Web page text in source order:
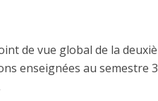
de vue global de la
enseignées au semestre